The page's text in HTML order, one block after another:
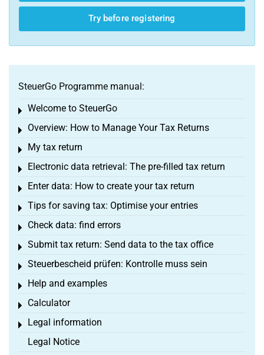
Try before registering
SteuerGo Programme manual:
Welcome to SteuerGo
Toggle menu
Overview: How to Manage Your Tax Returns
Toggle menu
My tax return
Toggle menu
Electronic data retrieval: The pre-filled tax return
Toggle menu
Enter data: How to create your tax return
Toggle menu
Tips for saving tax: Optimise your entries
Toggle menu
Check data: find errors
Toggle menu
Submit tax return: Send data to the tax office
Toggle menu
Steuerbescheid prüfen: Kontrolle muss sein
Toggle menu
Help and examples
Toggle menu
Calculator
Toggle menu
Legal information
Toggle menu
Legal Notice